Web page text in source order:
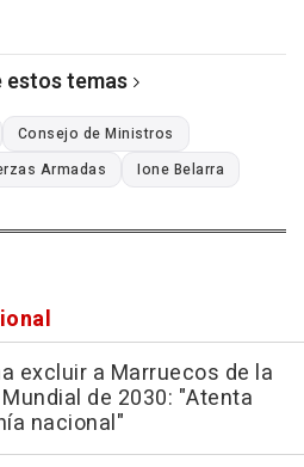
estos temas
Consejo de Ministros
Armadas Ione Belarra
excluir a Marruecos de la
de 2030: "Atenta
nacional"